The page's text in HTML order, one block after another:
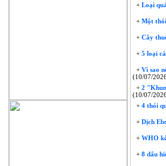
+ Loại
+ Một
+ Cây
+ 5 loại
+ Vì sao
(10/07/
+ 2
(10/07/
+ 4 thói
+ Dịch
+ WHO
+ 8 dấu